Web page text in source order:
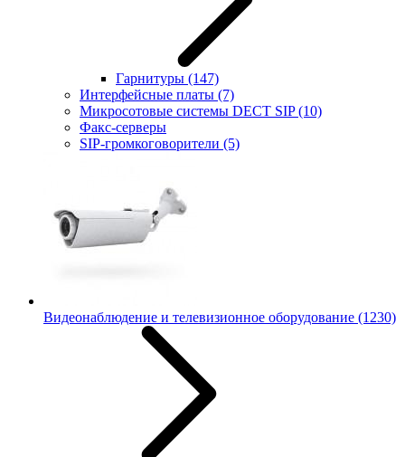
Гарнитуры (147)
Интерфейсные платы (7)
Микросотовые системы DECT SIP(10)
Факс-серверы
SIP-громкоговорители (5)
Видеонаблюдение и телевизионное оборудование (1230)